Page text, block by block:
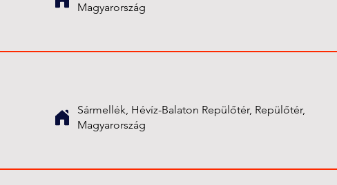
Magyarország
Sármellék, Hévíz-Balaton Repülőtér, Repülőtér,
Magyarország